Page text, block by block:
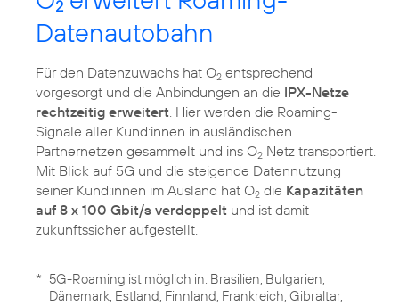
2
Datenautobahn
Für den Datenzuwachs hat O2 entsprechend
vorgesorgt und die Anbindungen an die IPX-Netze
rechtzeitig erweitert . Hier werden die Roaming-
Signale aller Kund:innen in ausländischen
Partnernetzen gesammelt und ins O2 Netz transportiert.
Mit Blick auf 5G und die steigende Datennutzung
seiner Kund:innen im Ausland hat O2 die Kapazitäten
auf 8 x 100 Gbit/s verdoppelt und ist damit
zukunftssicher aufgestellt.
* 5G-Roaming ist möglich in: Brasilien, Bulgarien,
Dänemark, Estland, Finnland, Frankreich, Gibraltar,